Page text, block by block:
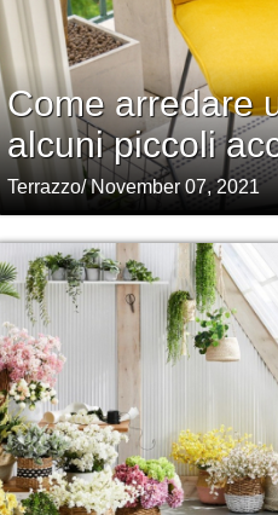
Come arredare
alcuni piccoli
Terrazzo/November 07, 2021